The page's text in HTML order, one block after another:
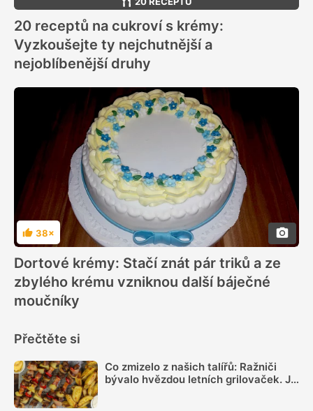
20 receptů na cukroví s krémy:
Vyzkoušejte ty nejchutnější a
nejoblíbenější druhy
Hodnocení
38×
Dortové krémy: Stačí znát pár triků a ze
zbylého krému vzniknou další báječné
moučníky
Přečtěte si
Co zmizelo z našich talířů: Ražniči
bývalo hvězdou letních grilovaček. Je